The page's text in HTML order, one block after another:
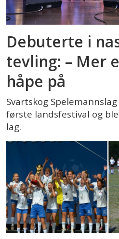
Debuterte i
tevling: – Mer
håpe på
Svartskog
første landsfestival og
lag.